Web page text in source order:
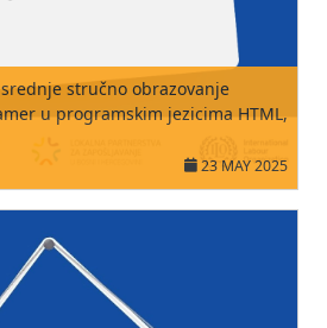
stručno obrazovanje
u programskim jezicima HTML,
23 MAY 2025